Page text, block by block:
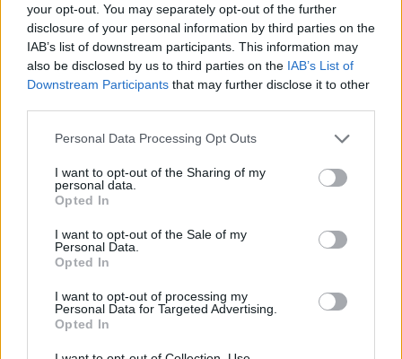
your opt-out. You may separately opt-out of the further
disclosure of your personal information by third parties on the
IAB’s list of downstream participants. This information may
also be disclosed by us to third parties on the IAB’s List of
Downstream Participants that may further disclose it to other
Personal Data Processing Opt Outs
I want to opt-out of the Sharing of my
personal data.
Opted In
I want to opt-out of the Sale of my
Personal Data.
Opted In
I want to opt-out of processing my
Personal Data for Targeted Advertising.
Opted In
2026. augusztus 08., szombat
metróba, felszállt az egyik kocsira,
majd kilőtték – videóval